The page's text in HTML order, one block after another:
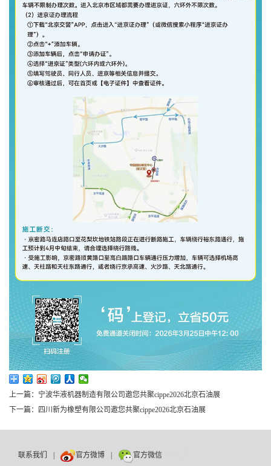
上一篇：宁波华液机器制造有限公司邀您共聚cippe2026北京石油展
下一篇：四川新为橡塑有限公司邀您共聚cippe2026北京石油展
联系我们 | 官方微博 | 官方微信